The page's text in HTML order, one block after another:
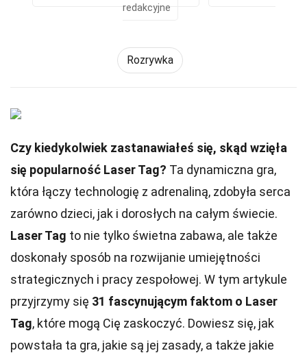
redakcyjne
Rozrywka
Czy kiedykolwiek zastanawiałeś się, skąd wzięła
się popularność Laser Tag? Ta dynamiczna gra,
która łączy technologię z adrenaliną, zdobyła serca
zarówno dzieci, jak i dorosłych na całym świecie.
Laser Tag to nie tylko świetna zabawa, ale także
doskonały sposób na rozwijanie umiejętności
strategicznych i pracy zespołowej. W tym artykule
przyjrzymy się 31 fascynującym faktom o Laser
Tag, które mogą Cię zaskoczyć. Dowiesz się, jak
powstała ta gra, jakie są jej zasady, a także jakie